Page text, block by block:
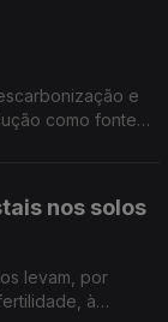
e
como fontes
nos solos
levam, por
à